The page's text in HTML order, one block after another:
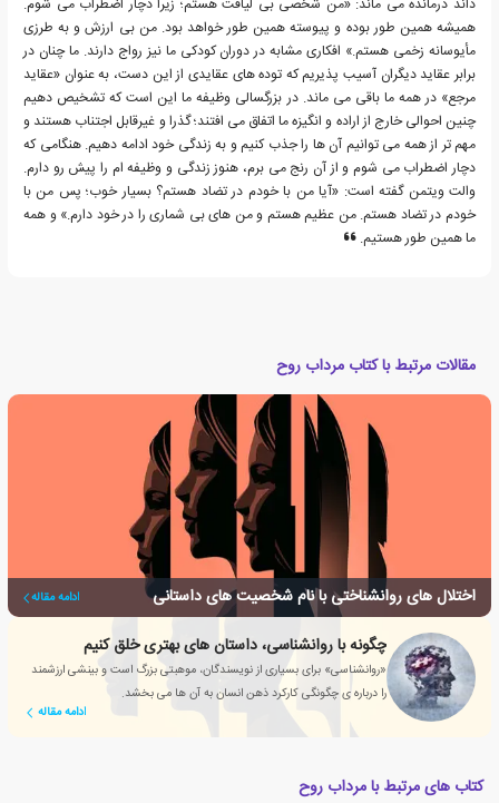
همیشه همین طور بوده و پیوسته همین طور خواهد بود. من بی ارزش و به طرزی
مأیوسانه زخمی هستم.» افکاری مشابه در دوران کودکی ما نیز رواج دارند. ما چنان در
برابر عقاید دیگران آسیب پذیریم که توده های عقایدی از این دست، به عنوان «عقاید
مرجع» در همه ما باقی می ماند. در بزرگسالی وظیفه ما این است که تشخیص دهیم
چنین احوالی خارج از اراده و انگیزه ما اتفاق می افتند؛ گذرا و غیرقابل اجتناب هستند و
مهم تر از همه می توانیم آن ها را جذب کنیم و به زندگی خود ادامه دهیم. هنگامی که
دچار اضطراب می شوم و از آن رنج می برم، هنوز زندگی و وظیفه ام را پیش رو دارم.
والت ویتمن گفته است: «آیا من با خودم در تضاد هستم؟ بسیار خوب؛ پس من با
خودم در تضاد هستم. من عظیم هستم و من های بی شماری را در خود دارم.» و همه
ما همین طور هستیم.
مقالات مرتبط با کتاب مرداب روح
اختلال های روانشناختی با نام شخصیت های داستانی ادامه مقاله
چگونه با روانشناسی، داستان های بهتری خلق کنیم
«روانشناسی» برای بسیاری از نویسندگان، موهبتی بزرگ است و بینشی ارزشمند
را درباره ی چگونگی کارکرد ذهن انسان به آن ها می بخشد.
ادامه مقاله
کتاب های مرتبط با مرداب روح